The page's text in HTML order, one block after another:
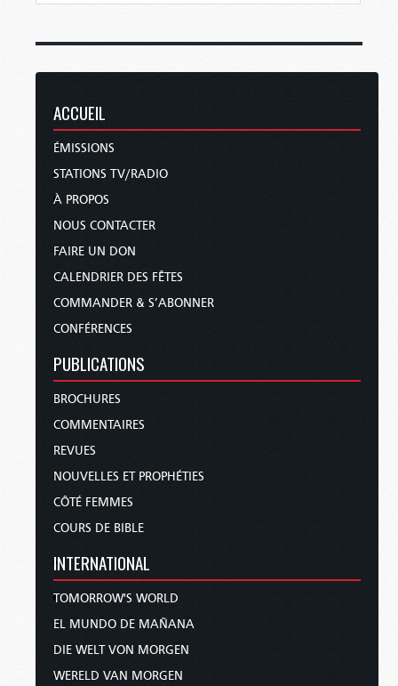
ACCUEIL
ÉMISSIONS
STATIONS TV/RADIO
À PROPOS
NOUS CONTACTER
FAIRE UN DON
CALENDRIER DES FÊTES
COMMANDER & S’ABONNER
CONFÉRENCES
PUBLICATIONS
BROCHURES
COMMENTAIRES
REVUES
NOUVELLES ET PROPHÉTIES
CÔTÉ FEMMES
COURS DE BIBLE
INTERNATIONAL
TOMORROW'S WORLD
EL MUNDO DE MAÑANA
DIE WELT VON MORGEN
WERELD VAN MORGEN